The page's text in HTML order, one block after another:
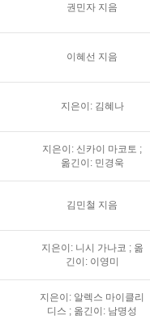
권민자 지음
이혜선 지음
지은이: 김혜나
지은이: 신카이 마코토 ;
옮긴이: 민경욱
김민철 지음
지은이: 니시 가나코 ; 옮
긴이: 이영미
지은이: 알렉스 마이클리
디스 ; 옮긴이: 남명성